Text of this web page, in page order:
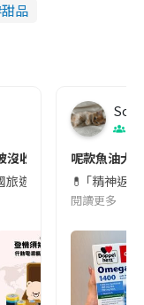
甜品
收😱出發前切記檢查
旅遊的民眾，近期要
Soul
呢款魚油大
💊 ｢精神返
閱讀更多